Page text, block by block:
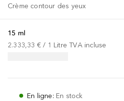
Crème contour des yeux
15 ml
2.333,33 € / 1 Litre TVA incluse
En ligne: En stock